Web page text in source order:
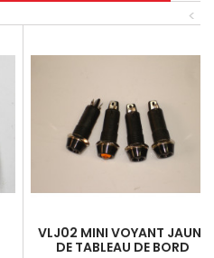
<
VLJ02 MINI VOYANT JAUNE
DE TABLEAU DE BORD